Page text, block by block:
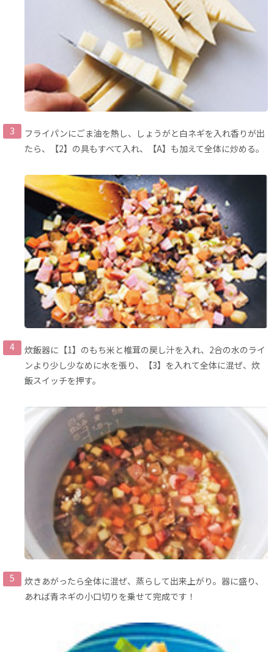
フライパンにごま油を熱し、しょうがと白ネギを入れ香りが出
たら、【2】の具もすべて入れ、【A】も加えて全体に炒める。
炊飯器に【1】のもち米と椎茸の戻し汁を入れ、2合の水のライ
ンより少し少なめに水を張り、【3】を入れて全体に混ぜ、炊
飯スイッチを押す。
炊きあがったら全体に混ぜ、蒸らして出来上がり。器に盛り、
あれば青ネギの小口切りを乗せて完成です！